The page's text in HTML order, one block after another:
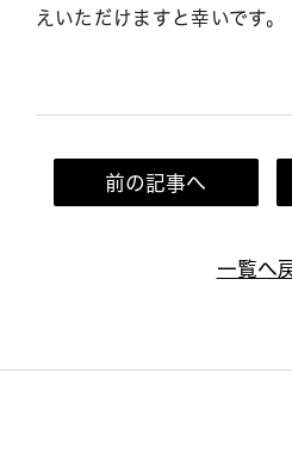
えいただけますと幸いです。
前の記事へ
一覧へ